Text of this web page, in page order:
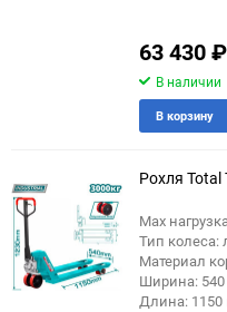
63 430₽
В наличии
В корзину
Рохля Total
Max
Тип колеса:
Материал
Ширина:
Длина: